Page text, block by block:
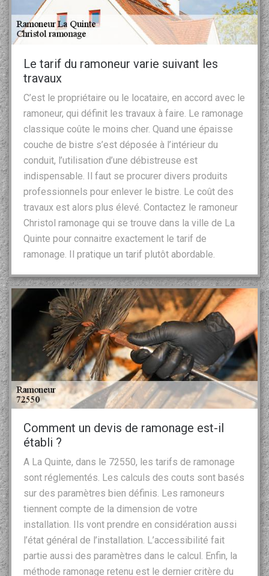
Le tarif du ramoneur varie suivant les
travaux
C’est le propriétaire ou le locataire, en accord avec le
ramoneur, qui définit les travaux à faire. Le ramonage
classique coûte le moins cher. Quand une épaisse
couche de bistre s’est déposée à l’intérieur du
conduit, l’utilisation d’une débistreuse est
indispensable. Il faut se procurer divers produits
professionnels pour enlever le bistre. Le coût des
travaux est alors plus élevé. Contactez le ramoneur
Christol ramonage qui se trouve dans la ville de La
Quinte pour connaitre exactement le tarif de
ramonage. Il pratique un tarif plutôt abordable.
Comment un devis de ramonage est-il
établi ?
A La Quinte, dans le 72550, les tarifs de ramonage
sont réglementés. Les calculs des couts sont basés
sur des paramètres bien définis. Les ramoneurs
tiennent compte de la dimension de votre
installation. Ils vont prendre en considération aussi
l’état général de l’installation. L’accessibilité fait
partie aussi des paramètres dans le calcul. Enfin, la
méthode ramonage retenu est le dernier critère du